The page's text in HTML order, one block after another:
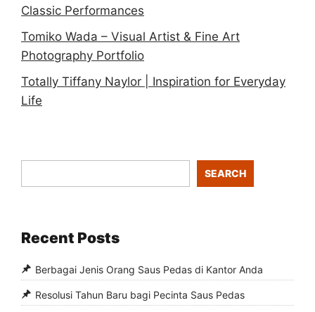
Classic Performances
Tomiko Wada – Visual Artist & Fine Art
Photography Portfolio
Totally Tiffany Naylor | Inspiration for Everyday
Life
SEARCH
Recent Posts
Berbagai Jenis Orang Saus Pedas di Kantor Anda
Resolusi Tahun Baru bagi Pecinta Saus Pedas